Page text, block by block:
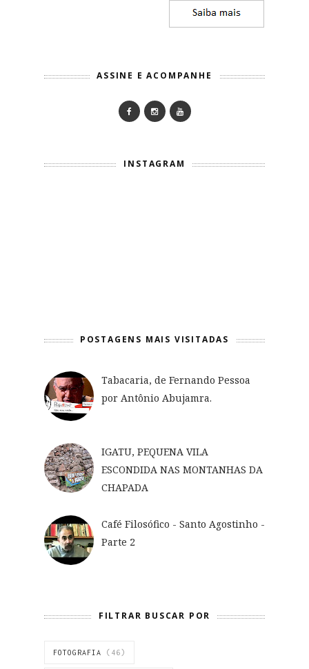
ASSINE E ACOMPANHE
INSTAGRAM
POSTAGENS MAIS VISITADAS
Tabacaria, de Fernando Pessoa
por Antônio Abujamra.
IGATU, PEQUENA VILA
ESCONDIDA NAS MONTANHAS DA
CHAPADA
Café Filosófico - Santo Agostinho -
Parte 2
FILTRAR BUSCAR POR
FOTOGRAFIA (46)